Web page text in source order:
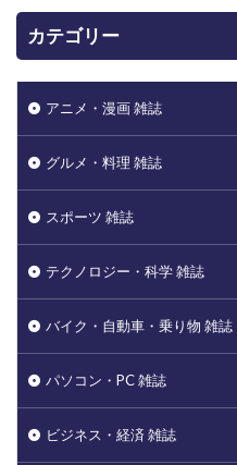
カテゴリー
アニメ・漫画 雑誌
グルメ・料理 雑誌
スポーツ 雑誌
テクノロジー・科学 雑誌
バイク・自動車・乗り物 雑誌
パソコン・PC 雑誌
ビジネス・経済 雑誌